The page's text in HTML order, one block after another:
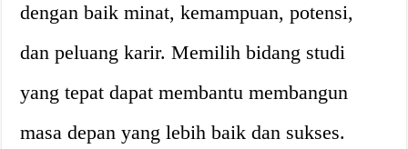
dengan baik minat, kemampuan, potensi,
dan peluang karir. Memilih bidang studi
yang tepat dapat membantu membangun
masa depan yang lebih baik dan sukses.